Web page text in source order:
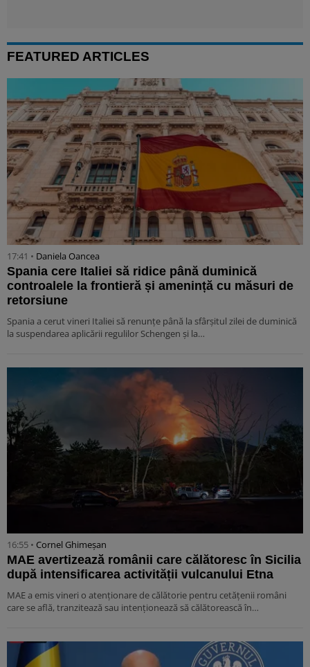
FEATURED ARTICLES
17:41 • Daniela Oancea
Spania cere Italiei să ridice până duminică
controalele la frontieră și amenință cu măsuri de
retorsiune
Spania a cerut vineri Italiei să renunțe până la sfârșitul zilei de duminică
la suspendarea aplicării regulilor Schengen și la…
16:55 • Cornel Ghimeșan
MAE avertizează românii care călătoresc în Sicilia
după intensificarea activității vulcanului Etna
MAE a emis vineri o atenționare de călătorie pentru cetățenii români
care se află, tranzitează sau intenționează să călătorească în…